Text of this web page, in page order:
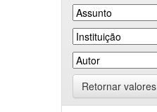
Retornar valores